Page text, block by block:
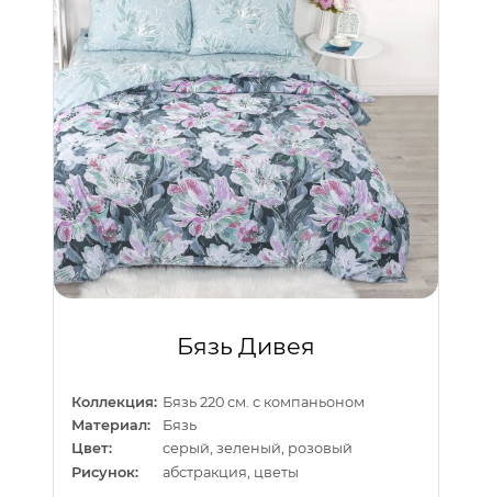
Бязь Дивея
Коллекция: Бязь 220 см. с компаньоном
Материал:
Бязь
Цвет:
серый, зеленый, розовый
Рисунок:
абстракция, цветы